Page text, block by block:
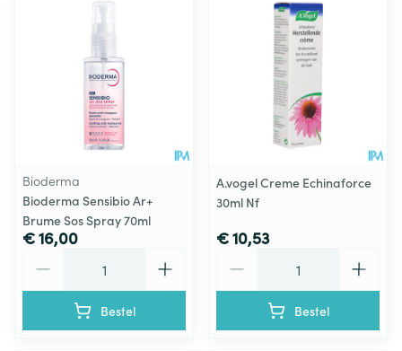
Bioderma
Bioderma Sensibio Ar+
Brume Sos Spray 70ml
€ 16,00
Bestel
A.vogel Creme Echinaforce
30ml Nf
€ 10,53
Bestel